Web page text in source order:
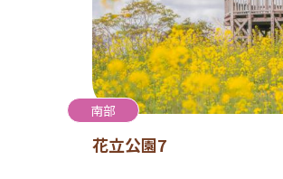
南部
花立公園7